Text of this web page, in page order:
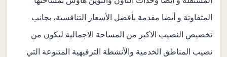
المتفاوتة و أيضا مقدمة بأفضل الأسعار التنافسية، بجانب
تخصيص النصيب الاكبر من المساحة الاجمالية ليكون من
نصيب المناطق الخدمية والأنشطة الترفيهية المتنوعة التي